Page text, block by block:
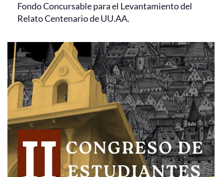
Fondo Concursable para el Levantamiento del
Relato Centenario de UU.AA.